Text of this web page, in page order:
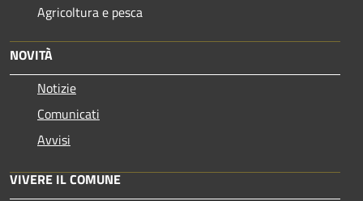
Agricoltura e pesca
NOVITÀ
Notizie
Comunicati
Avvisi
VIVERE IL COMUNE